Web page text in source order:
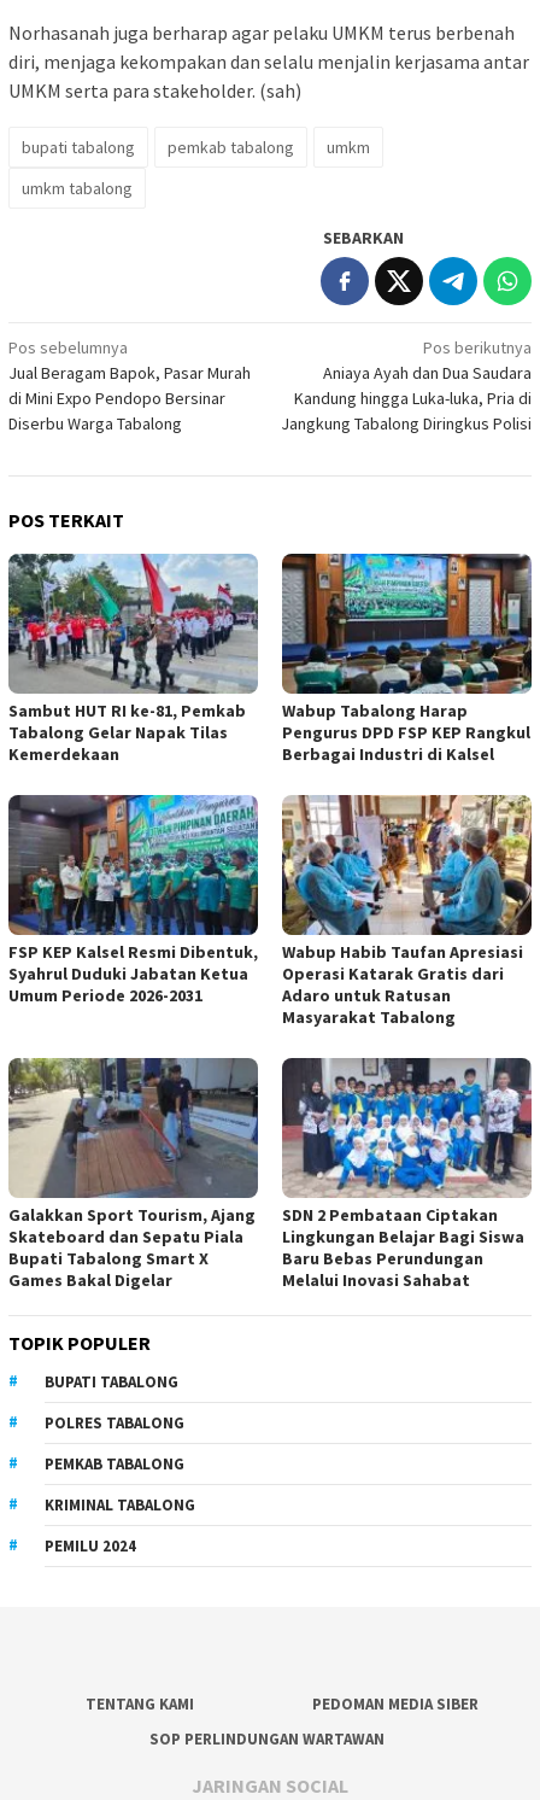
Norhasanah juga berharap agar pelaku UMKM terus berbenah
diri, menjaga kekompakan dan selalu menjalin kerjasama antar
UMKM serta para stakeholder. (sah)
bupati tabalong pemkab tabalong
umkm
umkm tabalong
SEBARKAN
Navigasi
pos
Pos sebelumnya
Jual Beragam Bapok, Pasar Murah
di Mini Expo Pendopo Bersinar
Diserbu Warga Tabalong
Pos berikutnya
Aniaya Ayah dan Dua Saudara
Kandung hingga Luka-luka, Pria di
Jangkung Tabalong Diringkus Polisi
POS TERKAIT
Sambut HUT RI ke-81, Pemkab
Tabalong Gelar Napak Tilas
Kemerdekaan
Wabup Tabalong Harap
Pengurus DPD FSP KEP Rangkul
Berbagai Industri di Kalsel
FSP KEP Kalsel Resmi Dibentuk,
Syahrul Duduki Jabatan Ketua
Umum Periode 2026-2031
Wabup Habib Taufan Apresiasi
Operasi Katarak Gratis dari
Adaro untuk Ratusan
Masyarakat Tabalong
Galakkan Sport Tourism, Ajang
Skateboard dan Sepatu Piala
Bupati Tabalong Smart X
Games Bakal Digelar
SDN 2 Pembataan Ciptakan
Lingkungan Belajar Bagi Siswa
Baru Bebas Perundungan
Melalui Inovasi Sahabat
TOPIK POPULER
BUPATI TABALONG
POLRES TABALONG
PEMKAB TABALONG
KRIMINAL TABALONG
PEMILU 2024
TENTANG KAMI
PEDOMAN MEDIA SIBER
SOP PERLINDUNGAN WARTAWAN
JARINGAN SOCIAL